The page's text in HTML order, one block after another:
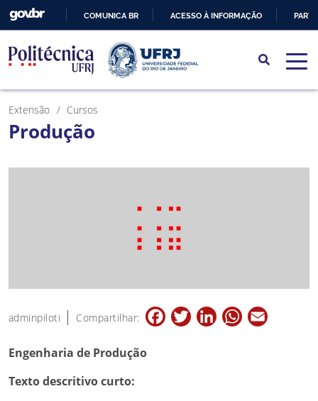
PARA
O
CONTEÚDO
COMUNICA BR ACESSO À INFORMAÇÃO
Extensão Cursos
Produção
adminpiloti Compartilhar: Facebook
TwitterLinkedInWhatsApp
Email
Engenharia de Produção
Texto descritivo curto: